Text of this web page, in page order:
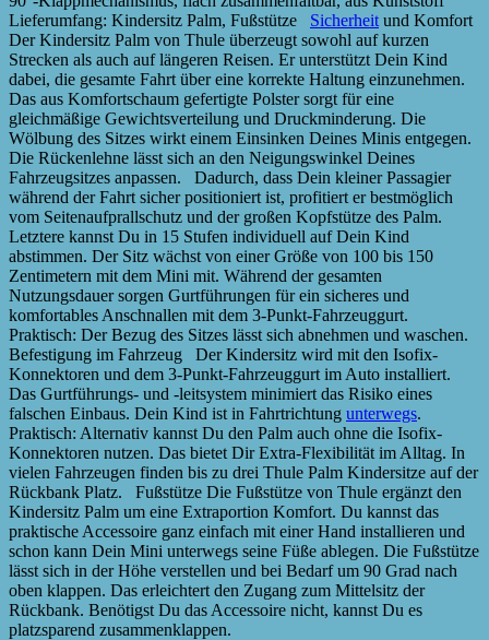
Lieferumfang: Kindersitz Palm, Fußstütze Sicherheit und Komfort
Der Kindersitz Palm von Thule überzeugt sowohl auf kurzen
Strecken als auch auf längeren Reisen. Er unterstützt Dein Kind
dabei, die gesamte Fahrt über eine korrekte Haltung einzunehmen.
Das aus Komfortschaum gefertigte Polster sorgt für eine
gleichmäßige Gewichtsverteilung und Druckminderung. Die
Wölbung des Sitzes wirkt einem Einsinken Deines Minis entgegen.
Die Rückenlehne lässt sich an den Neigungswinkel Deines
Fahrzeugsitzes anpassen. Dadurch, dass Dein kleiner Passagier
während der Fahrt sicher positioniert ist, profitiert er bestmöglich
vom Seitenaufprallschutz und der großen Kopfstütze des Palm.
Letztere kannst Du in 15 Stufen individuell auf Dein Kind
abstimmen. Der Sitz wächst von einer Größe von 100 bis 150
Zentimetern mit dem Mini mit. Während der gesamten
Nutzungsdauer sorgen Gurtführungen für ein sicheres und
komfortables Anschnallen mit dem 3-Punkt-Fahrzeuggurt.
Praktisch: Der Bezug des Sitzes lässt sich abnehmen und waschen.
Befestigung im Fahrzeug Der Kindersitz wird mit den Isofix-
Konnektoren und dem 3-Punkt-Fahrzeuggurt im Auto installiert.
Das Gurtführungs- und -leitsystem minimiert das Risiko eines
falschen Einbaus. Dein Kind ist in Fahrtrichtung unterwegs.
Praktisch: Alternativ kannst Du den Palm auch ohne die Isofix-
Konnektoren nutzen. Das bietet Dir Extra-Flexibilität im Alltag. In
vielen Fahrzeugen finden bis zu drei Thule Palm Kindersitze auf der
Rückbank Platz. Fußstütze Die Fußstütze von Thule ergänzt den
Kindersitz Palm um eine Extraportion Komfort. Du kannst das
praktische Accessoire ganz einfach mit einer Hand installieren und
schon kann Dein Mini unterwegs seine Füße ablegen. Die Fußstütze
lässt sich in der Höhe verstellen und bei Bedarf um 90 Grad nach
oben klappen. Das erleichtert den Zugang zum Mittelsitz der
Rückbank. Benötigst Du das Accessoire nicht, kannst Du es
platzsparend zusammenklappen.